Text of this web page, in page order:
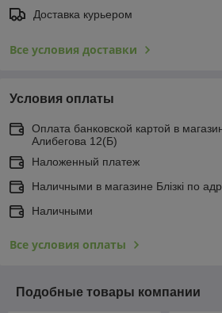
Доставка курьером
Все условия доставки
Условия оплаты
Оплата банковской картой в
Алибегова 12(Б)
Наложенный платеж
Наличными в магазине Блiзкi по
Наличными
Все условия оплаты
Подобные товары компании